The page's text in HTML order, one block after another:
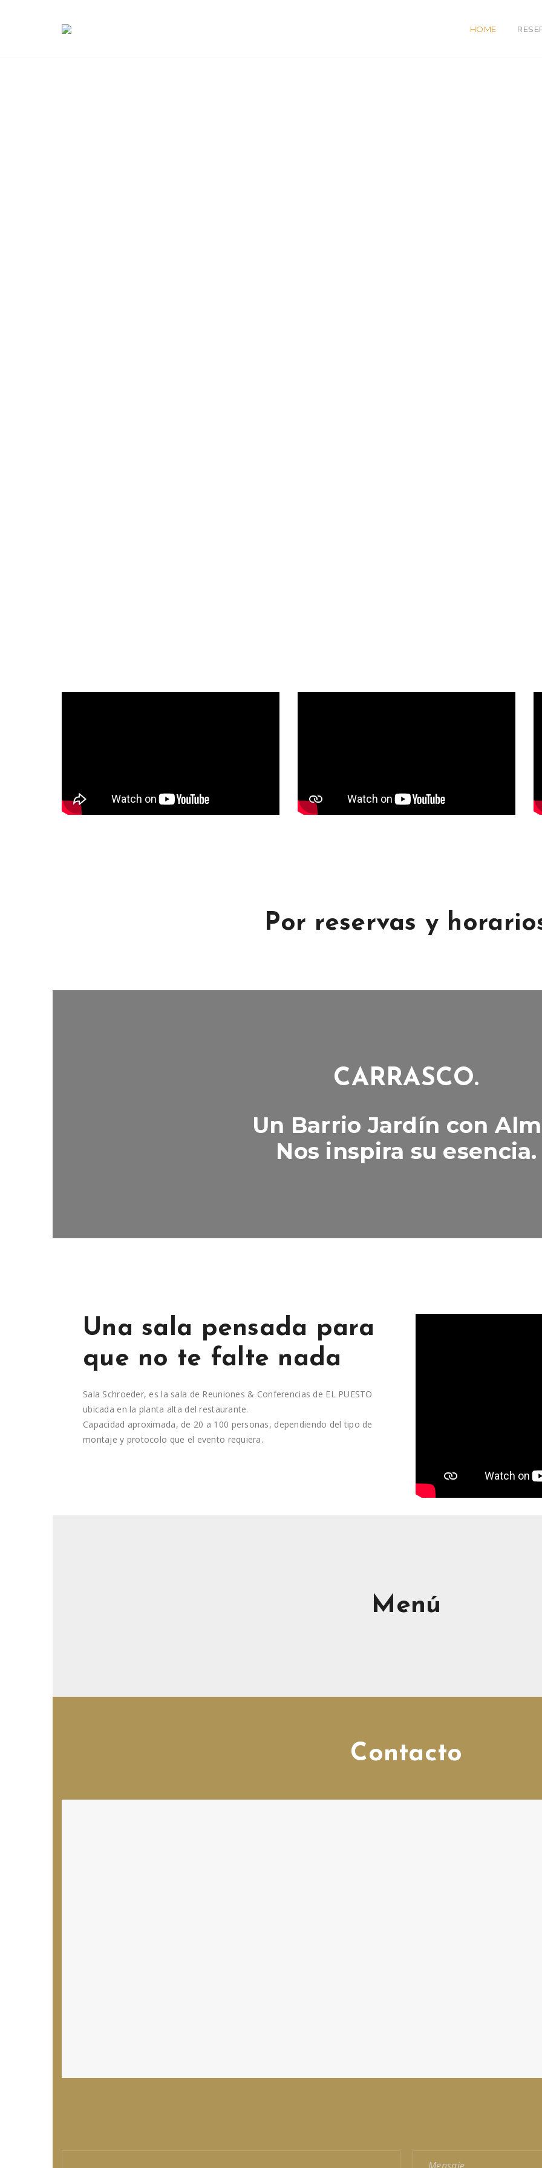
HOME
Por reservas y
CARRASCO.
Un Barrio Jardín con
Nos inspira su esencia.
Una sala pensada para
que no te falte nada
Sala Schroeder, es la sala de Reuniones & Conferencias de EL PUESTO
ubicada en la planta alta del restaurante.
Capacidad aproximada, de 20 a 100 personas, dependiendo del tipo de
montaje y protocolo que el evento requiera.
Menú
Contacto